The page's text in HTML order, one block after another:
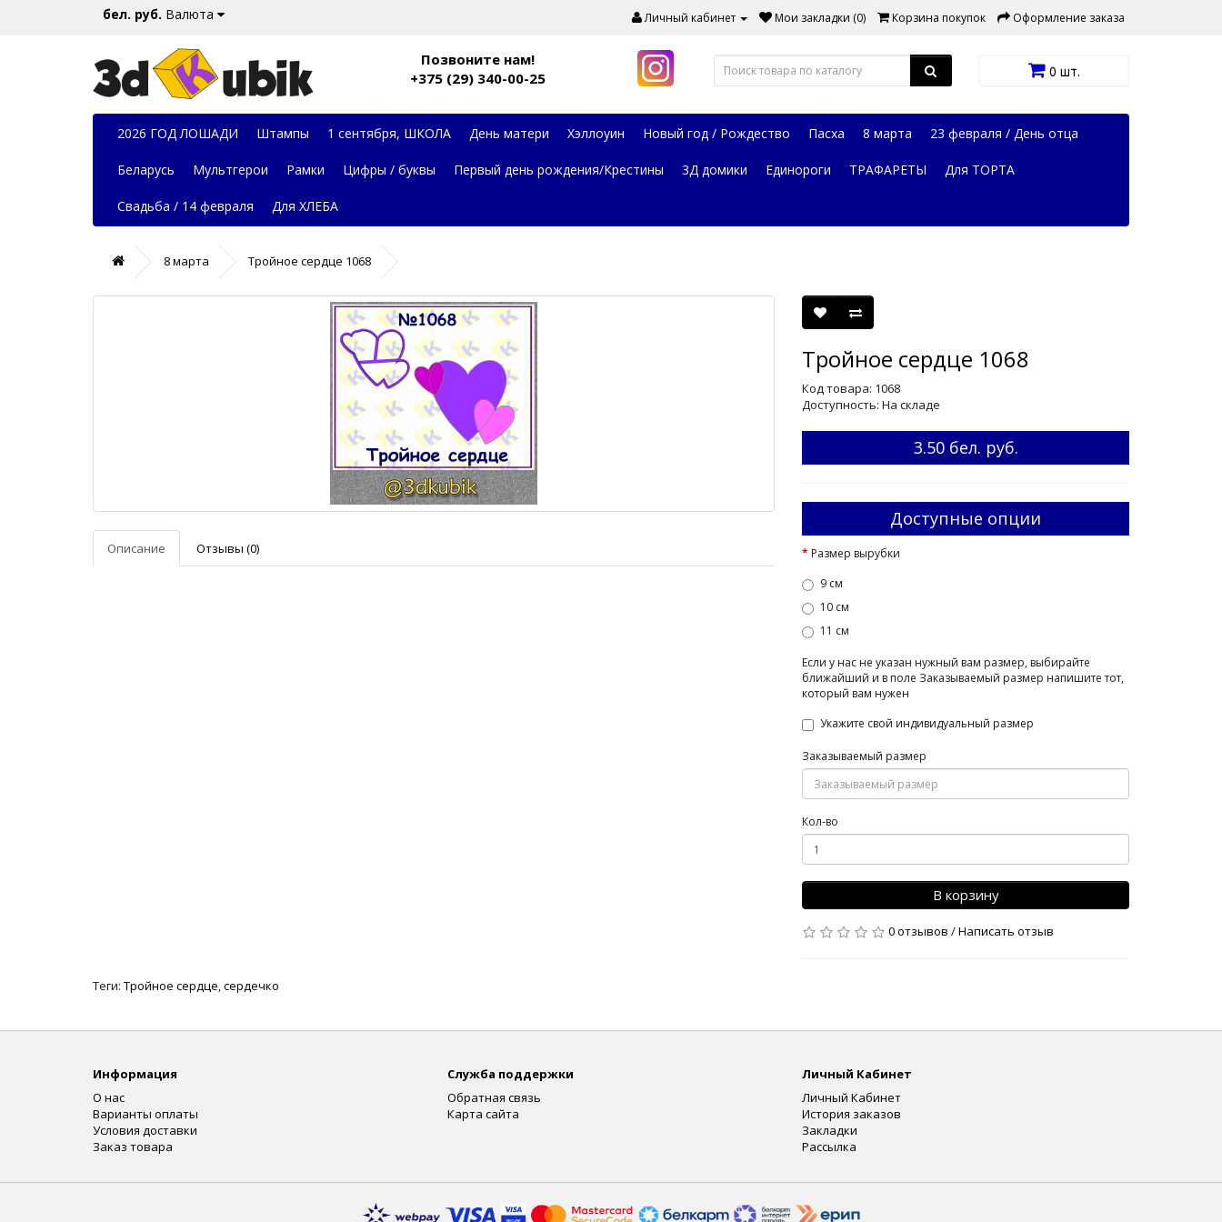
бел. руб. Валюта Личный кабинет Мои закладки (0) Корзина покупок Оформление заказа
Позвоните нам!
+375 (29) 340-00-25
0 шт.
2026 ГОД ЛОШАДИ Штампы 1 сентября, ШКОЛА День матери Хэллоуин Новый год / Рождество Пасха 8 марта 23 февраля / День отца
Беларусь Мультгерои Рамки Цифры / буквы Первый день рождения/Крестины 3Д домики Единороги ТРАФАРЕТЫ Для ТОРТА
Свадьба / 14 февраля Для ХЛЕБА
8 марта Тройное сердце 1068
Описание Отзывы (0)
Тройное сердце 1068
Код товара: 1068
Доступность: На складе
3.50 бел. руб.
Доступные опции
Размер вырубки
9 см
10 см
11 см
Если у нас не указан нужный вам размер, выбирайте
ближайший и в поле Заказываемый размер напишите тот,
который вам нужен
Укажите свой индивидуальный размер
Заказываемый размер
Кол-во
В корзину
0 отзывов /Написать отзыв
Теги: Тройное сердце сердечко
Информация
О нас
Варианты оплаты
Условия доставки
Заказ товара
Служба поддержки
Обратная связь
Карта сайта
Личный Кабинет
Личный Кабинет
История заказов
Закладки
Рассылка